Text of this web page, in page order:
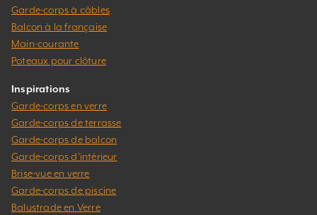
Garde-corps à câbles
Balcon à la française
Main-courante
Poteaux pour clôture
Inspirations
Garde-corps en verre
Garde-corps de terrasse
Garde-corps de balcon
Garde-corps d’intérieur
Brise-vue en verre
Garde-corps de piscine
Balustrade en Verre